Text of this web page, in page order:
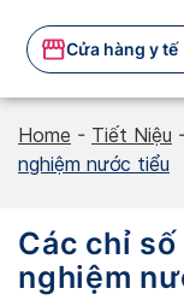
content
Cửa hàng y tế
Home - Tiết Niệu
nghiệm nước tiểu
Các chỉ
nghiệm